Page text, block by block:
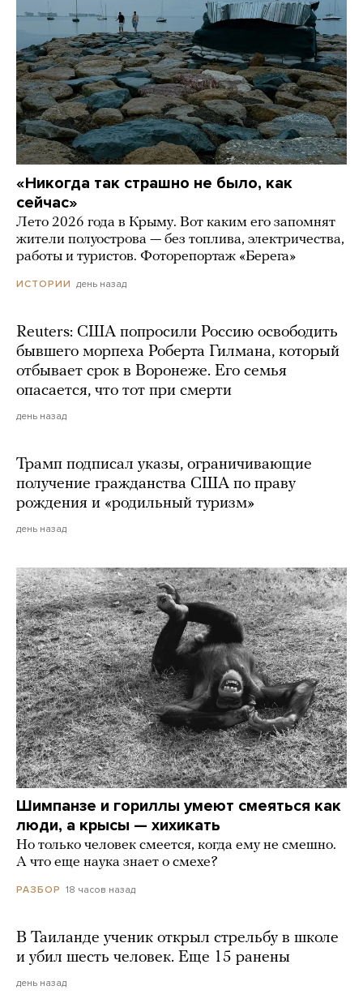
«Никогда так страшно не было, как
сейчас»
Лето 2026 года в Крыму. Вот каким его запомнят
жители полуострова — без топлива, электричества,
работы и туристов. Фоторепортаж «Берега»
ИСТОРИИ день назад
Reuters: США попросили Россию освободить
бывшего морпеха Роберта Гилмана, который
отбывает срок в Воронеже. Его семья
опасается, что тот при смерти
день назад
Трамп подписал указы, ограничивающие
получение гражданства США по праву
рождения и «родильный туризм»
день назад
Шимпанзе и гориллы умеют смеяться как
люди, а крысы — хихикать
Но только человек смеется, когда ему не смешно.
А что еще наука знает о смехе?
РАЗБОР 18 часов назад
В Таиланде ученик открыл стрельбу в школе
и убил шесть человек. Еще 15 ранены
день назад